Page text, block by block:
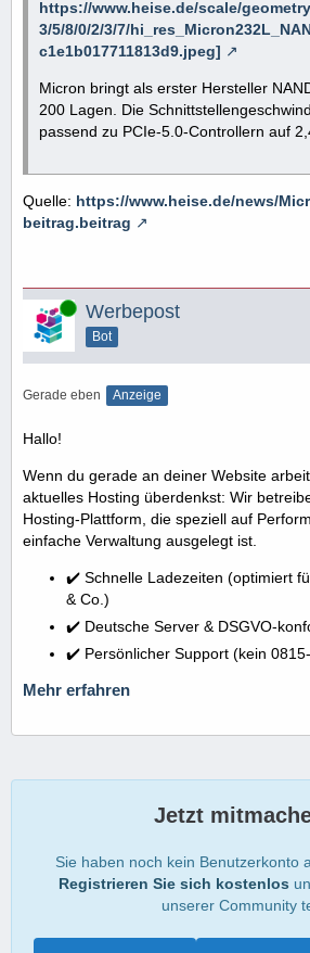
https://www.heise.de/scale/
3/5/8/0/2/3/7/
c1e1b017711813d9.jpeg]
Micron bringt als erster Hersteller
200 Lagen. Die
passend zu PCIe-5.0-Controllern auf
Quelle: https://www.heise.de/news/
beitrag.beitrag
Online Werbepost
Bot
Gerade eben Anzeige
Hallo!
Wenn du gerade an deiner Website
aktuelles Hosting überdenkst: Wir
Hosting-Plattform, die speziell auf
einfache Verwaltung ausgelegt ist.
✔️ Schnelle Ladezeiten (optimiert
& Co.)
✔️ Deutsche Server & DSGVO-
✔️ Persönlicher Support (kein
Mehr erfahren
Jetzt
Sie haben noch kein Benutzerkonto
Registrieren Sie sich kostenlos
unserer Community